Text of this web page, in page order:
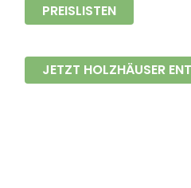
PREISLISTEN
JETZT HOLZHÄUSER